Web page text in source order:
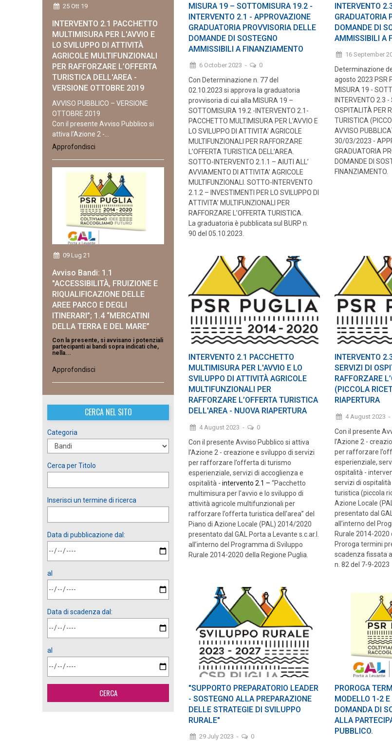
MISURA 19 – SOTTOMISURA 19.2 -
INTERVENTO 2.1 - APPROVAZIONE
GRADUATORIA PROVVISORIA DELLE
DOMANDE DI SOSTEGNO
AMMISSIBILI A FINANZIAMENTO
6 October 2023 - 0
Con Determinazione n. 77 del
02.10.2023 si approva la graduatoria
provvisoria di cui alla MISURA 19 –
SOTTOMISURA 19.2 -INTERVENTO 2.1-
PACCHETTO MULTIMISURA PER L’AVVIO E
LO SVILUPPO DI ATTIVITA’ AGRICOLE
MULTIFUNZIONALI PER RAFFORZARE
L’OFFERTA TURISTICA DELL’AREA.
SOTTO-INTERVENTO 2.1.1 – AIUTI ALL’
AVVIAMENTO DI ATTIVITA’ AGRICOLE
MULTIFUNZIONALI. SOTTO-INTERVENTO
2.1.2 – INVESTIMENTI PER LO SVILUPPO DI
ATTIVITA’ MULTIFUNZIONALI PER
RAFFORZARE L’OFFERTA TURISTICA.
La graduatoria è pubblicata sul BURP n.
90 del 05.10.2023.
INTERVENTO
GRADUATORIA
DOMANDE DI
AMMISSIBILI A
16 September
Determinazione
agosto 2023 PSR
MISURA 19 -
INTERVENTO 2.3 -
OSPITALITÀ PER
TURISTICA
AVVISO
30/03/2023 -
GRADUATORIA
DOMANDE DI
FINANZIAMENTO.
INTERVENTO 2.1 PACCHETTO
MULTIMISURA PER L'AVVIO E LO
SVILUPPO DI ATTIVITÀ AGRICOLE
MULTIFUNZIONALI PER
RAFFORZARE L’OFFERTA TURISTICA
DELL'AREA - NUOVA RIAPERTURA
4 August 2023 - 0
Con il presente Avviso Pubblico si attiva
l’Azione 2 - creazione e sviluppo di servizi
per rafforzare l’offerta di turismo
esperienziale, servizi di accoglienza e
ospitalità - intervento 2.1 – “Pacchetto
multimisura per l'avvio e lo sviluppo di
attività agricole multifunzionali per
rafforzare l’offerta turistica dell'area” del
Piano di Azione Locale (PAL) 2014/2020
presentato dal GAL Porta a Levante s.c.ar.l.
all’interno del Programma di Sviluppo
Rurale 2014-2020 della Regione Puglia.
INTERVENTO
SERVIZI DI
RAFFORZARE
(PICCOLA
RIAPERTURA
4 August 2023 -
Con il presente
l’Azione 2 -
per rafforzare
esperienziale,
ospitalità -
servizi di
turistica (piccola
Azione Locale
presentato dal
all’interno del
Rurale 2014-2020
Proroga termini
scadenza fissata
n. 82 del 7-9-2023
"SUPPORTO PREPARATORIO LEADER
- SOSTEGNO ALLA PREPARAZIONE
DELLE STRATEGIE DI SVILUPPO
RURALE"
29 July 2023 - 0
PROROGA
MODELLO 1-2
DOMANDA DI
ALLA
PUBBLICO.
25 Ott 19
INTERVENTO 2.1 PACCHETTO
MULTIMISURA PER L'AVVIO E
LO SVILUPPO DI ATTIVITÀ
AGRICOLE MULTIFUNZIONALI
PER RAFFORZARE L’OFFERTA
TURISTICA DELL'AREA -
VERSIONE OTTOBRE 2019
AVVISO PUBBLICO – VERSIONE
OTTOBRE 2019
Con il presente Avviso Pubblico si
attiva l’Azione 2 -...
Approfondisci
09 Lug 21
Avviso Bandi: 1.1
"ACCESSIBILITÀ, FRUIZIONE E
RIQUALIFICAZIONE DELLE
AREE PARCO E DEGLI
ITINERARI”; 1.4 “MERCATINI
DELLA TERRA E DEL MARE”
Con la presente, si avvisano i potenziali
partecipanti ai bandi sopra indicati che,
nella...
Approfondisci
CERCA NEL SITO
Categoria
Cerca per Titolo
Inserisci un termine di ricerca
Data di pubblicazione dal:
al
Data di scadenza dal:
al